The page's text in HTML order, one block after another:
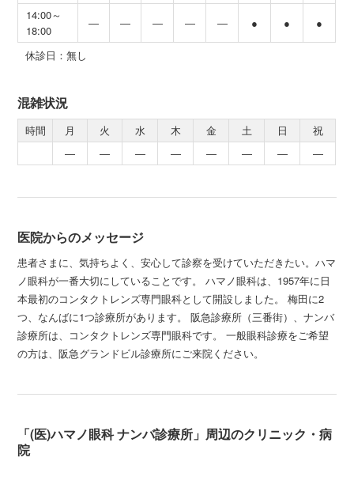
14:00～
18:00
― ― ― ― ― ● ● ●
休診日：無し
混雑状況
時間 月 火 水 木 金 土 日
祝
―
― ― ― ― ― ― ―
医院からのメッセージ
患者さまに、気持ちよく、安心して診察を受けていただきたい。ハマ
ノ眼科が一番大切にしていることです。 ハマノ眼科は、1957年に日
本最初のコンタクトレンズ専門眼科として開設しました。 梅田に2
つ、なんばに1つ診療所があります。 阪急診療所（三番街）、ナンバ
診療所は、コンタクトレンズ専門眼科です。 一般眼科診療をご希望
の方は、阪急グランドビル診療所にご来院ください。
「(医)ハマノ眼科 ナンバ診療所」周辺のクリニック・病
院